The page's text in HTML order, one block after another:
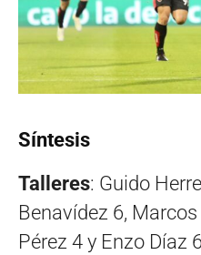
Síntesis
Talleres: Guido
Benavídez 6,
Pérez 4 y Enzo Díaz